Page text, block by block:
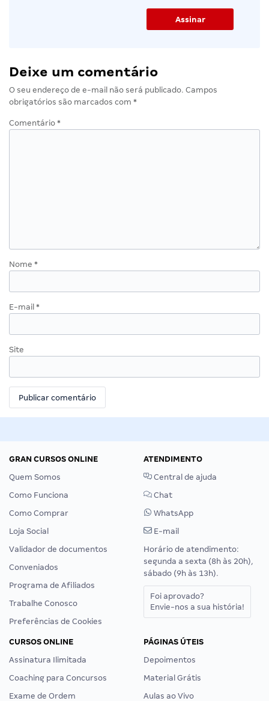
Deixe um comentário
O seu endereço de e-mail não será publicado. Campos
obrigatórios são marcados com *
Comentário *
Nome *
E-mail *
Site
GRAN CURSOS ONLINE
Quem Somos
Como Funciona
Como Comprar
Loja Social
Validador de documentos
Conveniados
Programa de Afiliados
Trabalhe Conosco
Preferências de Cookies
ATENDIMENTO
Central de ajuda
Chat
WhatsApp
E-mail
Horário de atendimento:
segunda a sexta (8h às 20h),
sábado (9h às 13h).
Foi aprovado?
Envie-nos a sua história!
CURSOS ONLINE
Assinatura Ilimitada
Coaching para Concursos
Exame de Ordem
PÁGINAS ÚTEIS
Depoimentos
Material Grátis
Aulas ao Vivo